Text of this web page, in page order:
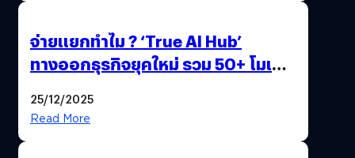
จ่ายแยกทำไม ? ‘True AI Hub’
ทางออกธุรกิจยุคใหม่ รวม 50+ โมเดล
25/12/2025
Read More